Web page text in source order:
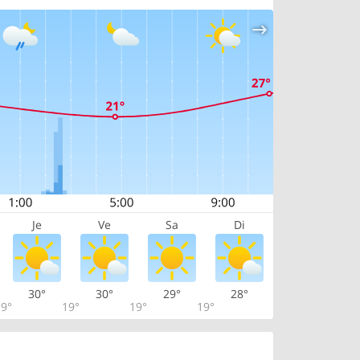
Je Ve Sa Di
30°
19°
30°
19°
29°
19°
28°